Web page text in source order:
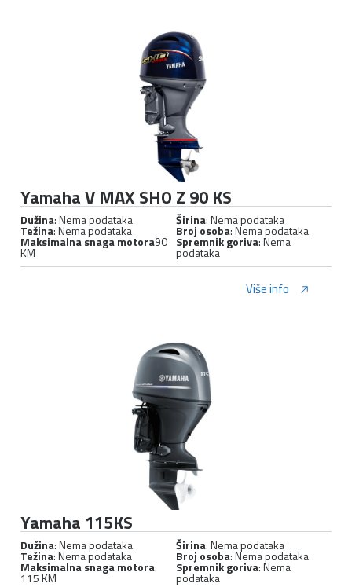
Yamaha V MAX SHO Z 90 KS
Dužina: Nema podataka Širina: Nema podataka
Težina: Nema podataka Broj osoba: Nema podataka
Maksimalna snaga motora90
KM
Spremnik goriva: Nema
podataka
Više info
Yamaha 115KS
Dužina: Nema podataka Širina: Nema podataka
Težina: Nema podataka Broj osoba: Nema podataka
Maksimalna snaga motora:
115 KM
Spremnik goriva: Nema
podataka